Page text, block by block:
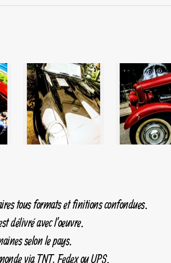
tous formats et finitions confondues.
délivré avec l'oeuvre.
selon le pays.
via TNT, Fedex ou UPS.